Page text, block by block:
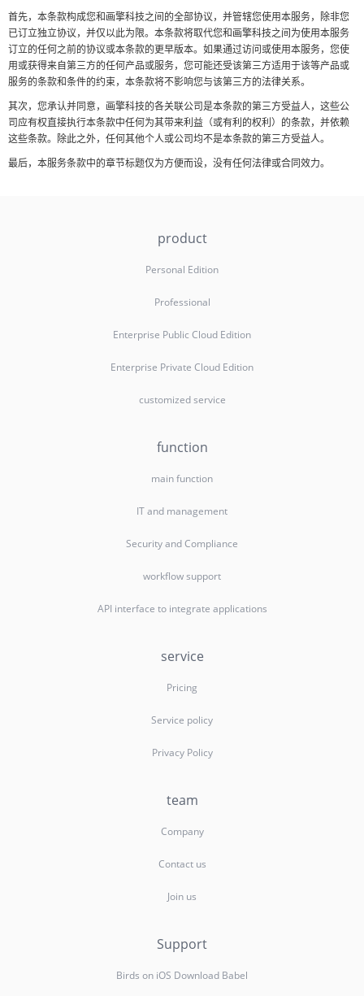
首先，本条款构成您和画擎科技之间的全部协议，并管辖您使用本服务，除非您
已订立独立协议，并仅以此为限。本条款将取代您和画擎科技之间为使用本服务
订立的任何之前的协议或本条款的更早版本。如果通过访问或使用本服务，您使
用或获得来自第三方的任何产品或服务，您可能还受该第三方适用于该等产品或
服务的条款和条件的约束，本条款将不影响您与该第三方的法律关系。
其次，您承认并同意，画擎科技的各关联公司是本条款的第三方受益人，这些公
司应有权直接执行本条款中任何为其带来利益（或有利的权利）的条款，并依赖
这些条款。除此之外，任何其他个人或公司均不是本条款的第三方受益人。
最后，本服务条款中的章节标题仅为方便而设，没有任何法律或合同效力。
product
Personal Edition
Professional
Enterprise Public Cloud Edition
Enterprise Private Cloud Edition
customized service
function
main function
IT and management
Security and Compliance
workflow support
API interface to integrate applications
service
Pricing
Service policy
Privacy Policy
team
Company
Contact us
Join us
Support
Birds on iOS Download Babel